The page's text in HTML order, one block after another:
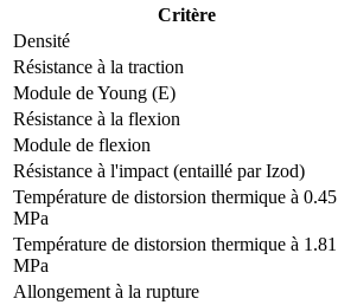
Critère
Densité
Résistance à la traction
Module de Young (E)
Résistance à la flexion
Module de flexion
Résistance à l'impact (entaillé par Izod)
Température de distorsion thermique à 0.45
MPa
Température de distorsion thermique à 1.81
MPa
Allongement à la rupture